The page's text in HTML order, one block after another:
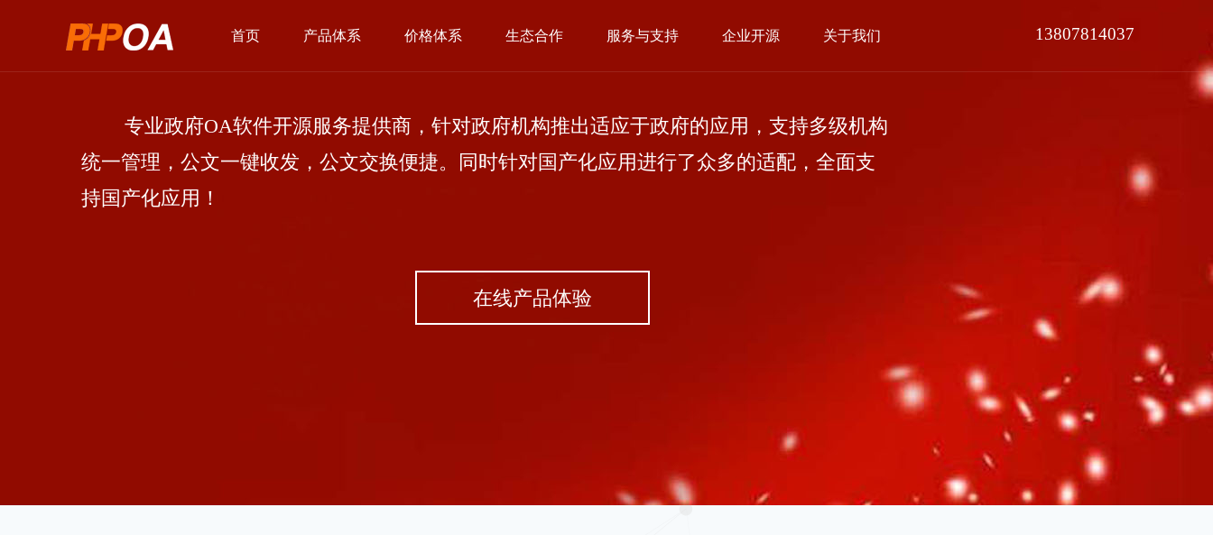
首页 产品体系 价格体系 生态合作 服务与支持 企业开源 关于我们 13807814037
专业政府OA软件开源服务提供商，针对政府机构推出适应于政府的应用，支持多级机构
统一管理，公文一键收发，公文交换便捷。同时针对国产化应用进行了众多的适配，全面支
持国产化应用！
在线产品体验